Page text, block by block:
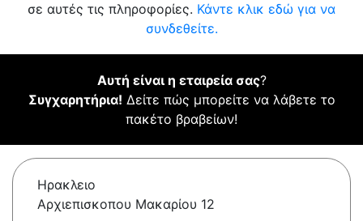
σε αυτές τις πληροφορίες. Κάντε κλικ εδώ για να
συνδεθείτε.
Αυτή είναι η εταιρεία σας?
Συγχαρητήρια! Δείτε πώς μπορείτε να λάβετε το
πακέτο βραβείων!
Ηρακλειο
Αρχιεπισκοπου Μακαρίου 12